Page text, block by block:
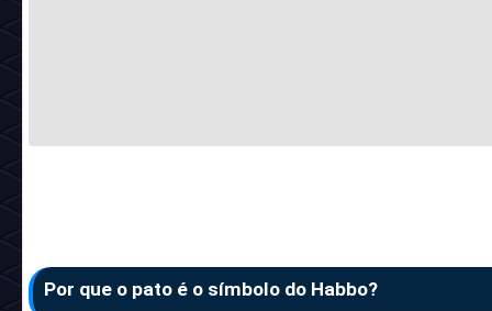
Por que o pato é o símbolo do Habbo?